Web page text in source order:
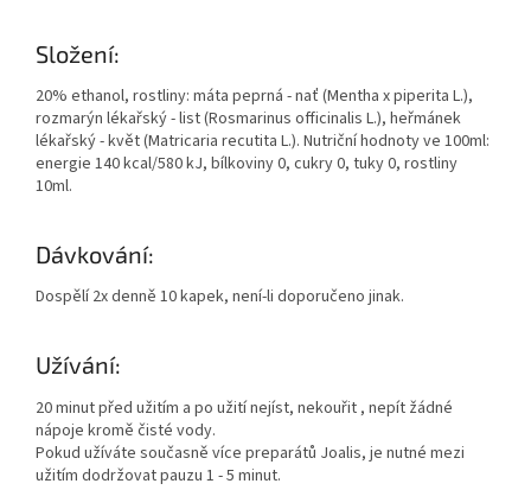
Složení:
20% ethanol, rostliny: máta peprná - nať (Mentha x piperita L.),
rozmarýn lékařský - list (Rosmarinus officinalis L.), heřmánek
lékařský - květ (Matricaria recutita L.). Nutriční hodnoty ve 100ml:
energie 140 kcal/580 kJ, bílkoviny 0, cukry 0, tuky 0, rostliny
10ml.
Dávkování:
Dospělí 2x denně 10 kapek, není-li doporučeno jinak.
Užívání:
20 minut před užitím a po užití nejíst, nekouřit , nepít žádné
nápoje kromě čisté vody.
Pokud užíváte současně více preparátů Joalis, je nutné mezi
užitím dodržovat pauzu 1 - 5 minut.